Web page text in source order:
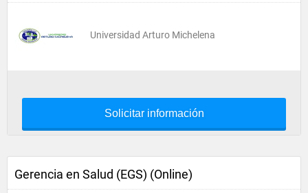
Universidad Arturo Michelena
Solicitar información
Gerencia en Salud (EGS) (Online)